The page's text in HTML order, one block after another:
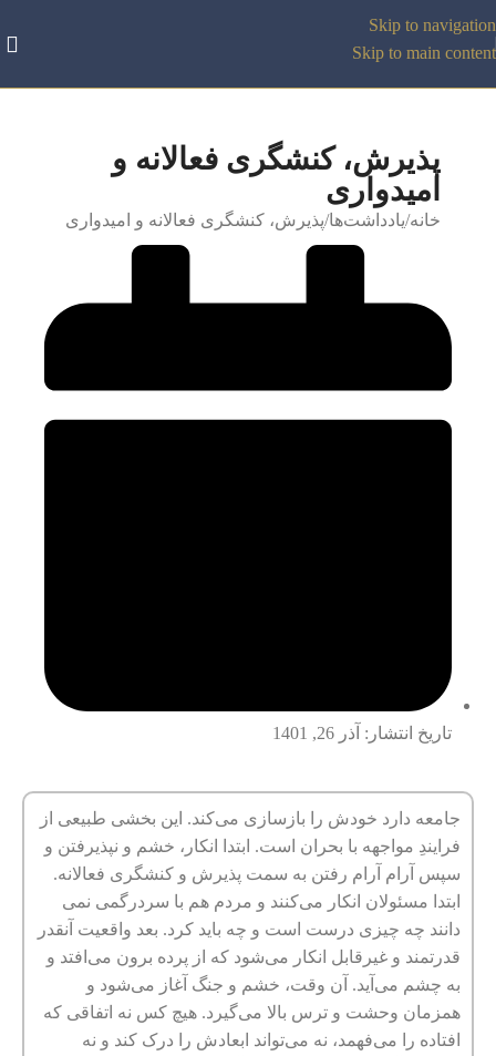
Skip to navigation
Skip to main content
پذیرش، کنشگری فعالانه و
امیدواری
خانه یادداشت‌ها پذیرش، کنشگری فعالانه و امیدواری
تاریخ انتشار: آذر 26, 1401
جامعه دارد خودش را بازسازی می‌کند. این بخشی طبیعی از
فرایندِ مواجهه با بحران است. ابتدا انکار، خشم و نپذیرفتن و
سپس آرام آرام رفتن به سمت پذیرش و کنشگری فعالانه.
ابتدا مسئولان انکار می‌کنند و مردم هم با سردرگمی نمی
دانند چه چیزی درست است و چه باید کرد. بعد واقعیت آنقدر
قدرتمند و غیرقابل انکار می‌شود که از پرده برون می‌افتد و
به چشم می‌آید. آن وقت، خشم و جنگ آغاز می‌شود و
همزمان وحشت و ترس بالا می‌گیرد. هیچ کس نه اتفاقی که
افتاده را می‌فهمد، نه می‌تواند ابعادش را درک کند و نه